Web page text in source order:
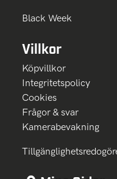
Black Week
Villkor
Köpvillkor
Integritetspolicy
Cookies
Frågor & svar
Kamerabevakning